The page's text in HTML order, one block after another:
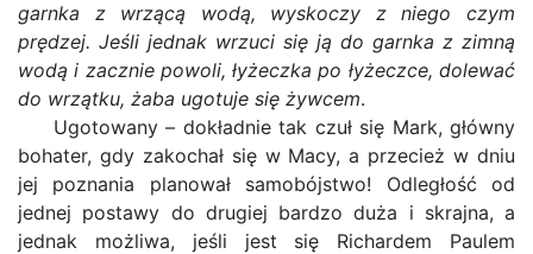
garnka z wrzącą wodą, wyskoczy z niego czym
prędzej. Jeśli jednak wrzuci się ją do garnka z zimną
wodą i zacznie powoli, łyżeczka po łyżeczce, dolewać
do wrzątku, żaba ugotuje się żywcem.
Ugotowany – dokładnie tak czuł się Mark, główny
bohater, gdy zakochał się w Macy, a przecież w dniu
jej poznania planował samobójstwo! Odległość od
jednej postawy do drugiej bardzo duża i skrajna, a
jednak możliwa, jeśli jest się Richardem Paulem